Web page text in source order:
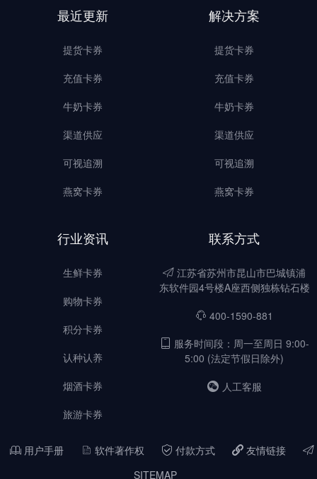
最近更新
提货卡券
充值卡券
牛奶卡券
渠道供应
可视追溯
燕窝卡券
解决方案
提货卡券
充值卡券
牛奶卡券
渠道供应
可视追溯
燕窝卡券
行业资讯
生鲜卡券
购物卡券
积分卡券
认种认养
烟酒卡券
旅游卡券
联系方式
江苏省苏州市昆山市巴城镇浦
东软件园4号楼A座西侧独栋钻石楼
400-1590-881
服务时间段：周一至周日 9:00-
5:00 (法定节假日除外)
人工客服
用户手册 软件著作权 付款方式
友情链接
SITEMAP